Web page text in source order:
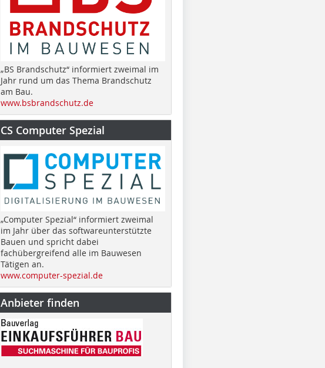
„BS Brandschutz“ informiert zweimal im
Jahr rund um das Thema Brandschutz
am Bau.
www.bsbrandschutz.de
CS Computer Spezial
„Computer Spezial“ informiert zweimal
im Jahr über das softwareunterstützte
Bauen und spricht dabei
fachübergreifend alle im Bauwesen
Tätigen an.
www.computer-spezial.de
Anbieter finden